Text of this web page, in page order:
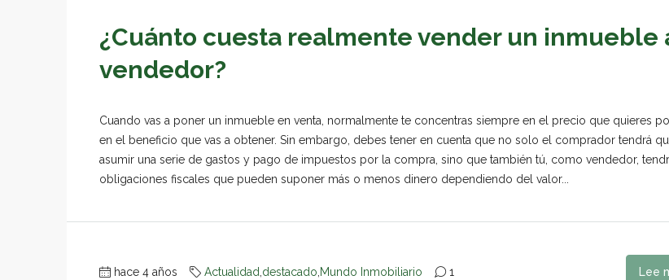
¿Cuánto cuesta realmente vender un inmueble
vendedor?
Cuando vas a poner un inmueble en venta, normalmente te concentras siempre en el precio que quieres
en el beneficio que vas a obtener. Sin embargo, debes tener en cuenta que no solo el comprador tendrá
asumir una serie de gastos y pago de impuestos por la compra, sino que también tú, como vendedor,
obligaciones fiscales que pueden suponer más o menos dinero dependiendo del valor...
hace 4 años Actualidad,destacado,Mundo Inmobiliario 1 Lee